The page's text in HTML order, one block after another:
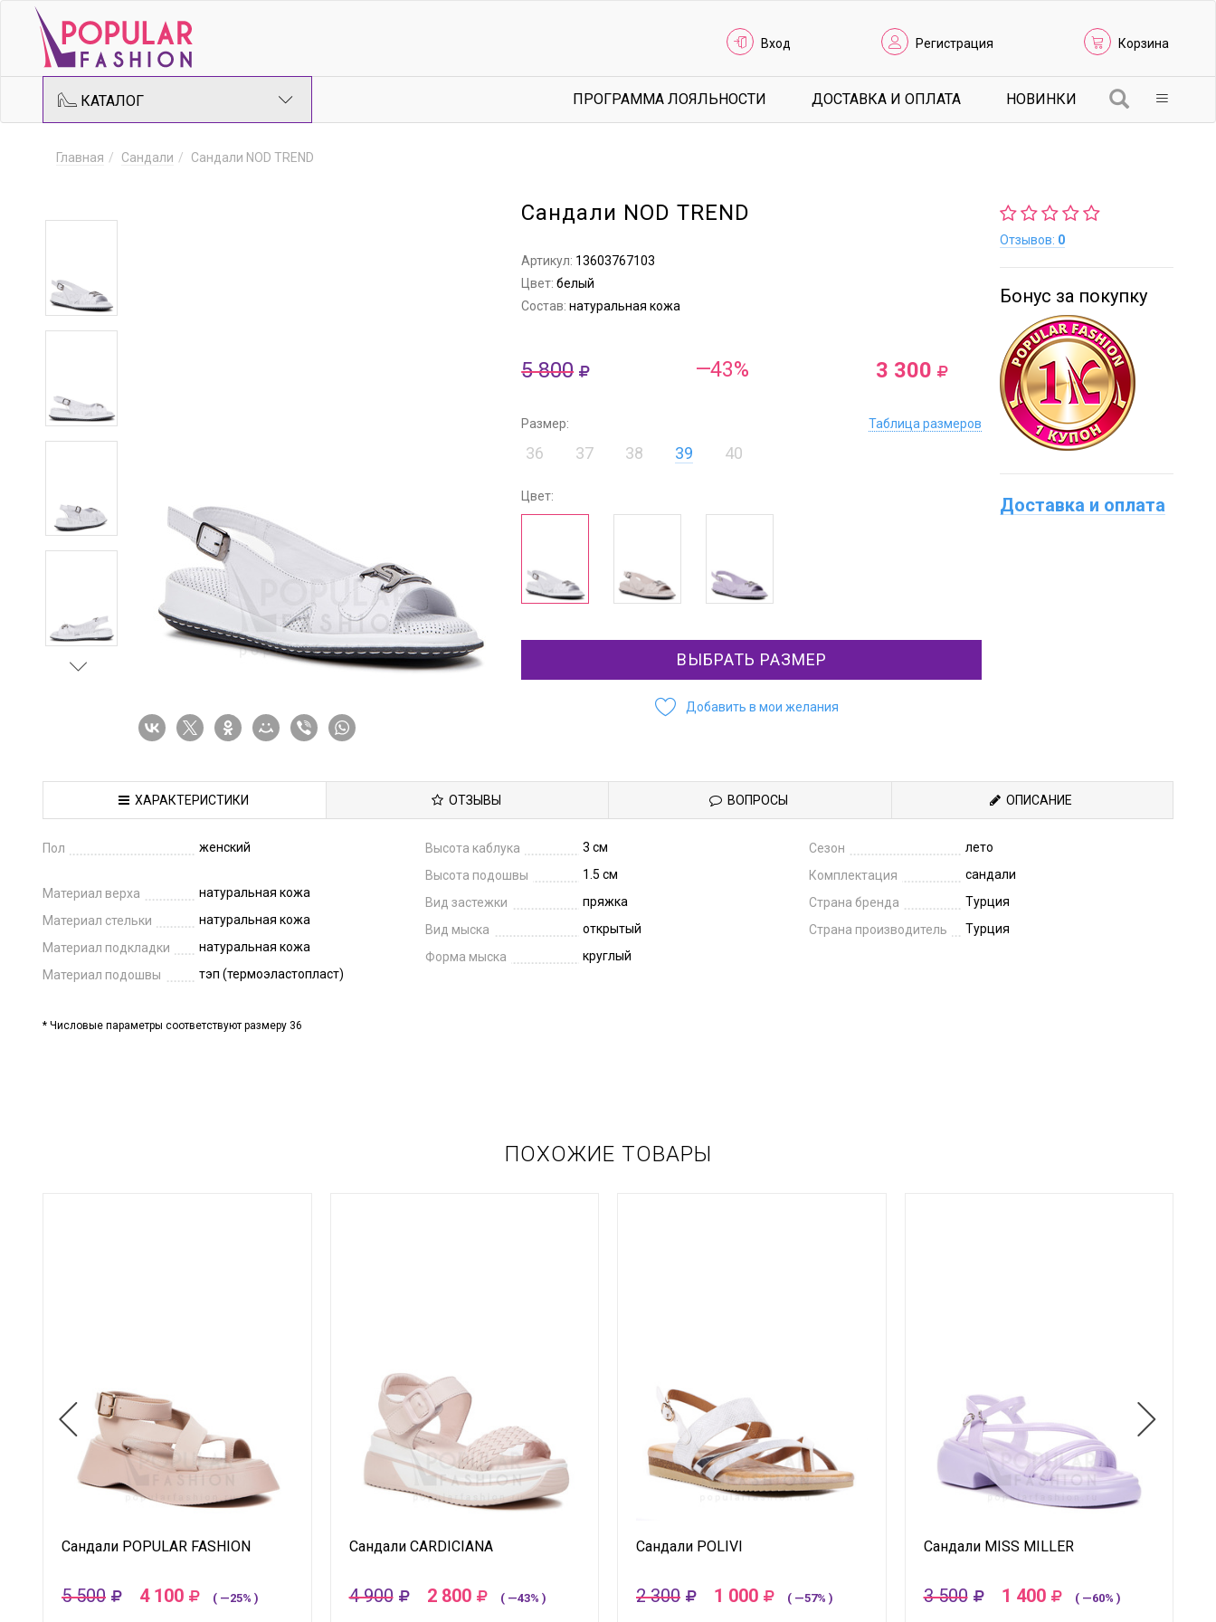
Вход Регистрация Корзина
КАТАЛОГ ПРОГРАММА ЛОЯЛЬНОСТИ ДОСТАВКА И ОПЛАТА НОВИНКИ
Главная Сандали Сандали NOD TREND
Сандали NOD TREND
Артикул: 13603767103
Цвет:белый
Состав:натуральная кожа
5 800 —43% 3 300
Размер: Таблица размеров
36 37 38 39 40
Цвет:
ВЫБРАТЬ РАЗМЕР
Добавить в мои желания
Отзывов: 0
Бонус за покупку
Доставка и оплата
ХАРАКТЕРИСТИКИ ОТЗЫВЫ ВОПРОСЫ ОПИСАНИЕ
Пол женский
Материал верха
натуральная кожа
Материал стельки
натуральная кожа
Материал подкладки
натуральная кожа
Материал подошвы
тэп (термоэластопласт)
Высота каблука
3 см
Высота подошвы
1.5 см
Вид застежки
пряжка
Вид мыска
открытый
Форма мыска
круглый
Сезон
лето
Комплектация
сандали
Страна бренда
Турция
Страна производитель
Турция
* Числовые параметры соответствуют размеру 36
ПОХОЖИЕ ТОВАРЫ
Сандали POPULAR FASHION
5 500 4 100 ( —25% )
Сандали CARDICIANA
4 900 2 800 ( —43% )
Сандали POLIVI
2 300 1 000 ( —57% )
Сандали MISS MILLER
3 500 1 400 ( —60% )